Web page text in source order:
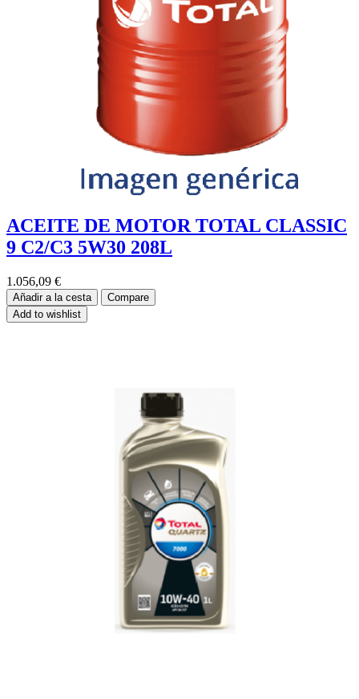
ACEITE DE MOTOR TOTAL CLASSIC
9 C2/C3 5W30 208L
1.056,09 €
Añadir a la cesta
Compare
Add to wishlist